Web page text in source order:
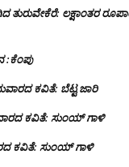
ತುರುವೇಕೆರೆ: ಲಕ್ಷಾಂತರ
:ಕೆಂಪು
ಕವಿತೆ: ಬೆಟ್ಟ ಜಾರಿ
ಕವಿತೆ: ಸುಂಯ್ ಗಾಳಿ
ಕವಿತೆ: ಸುಂಯ್ ಗಾಳಿ